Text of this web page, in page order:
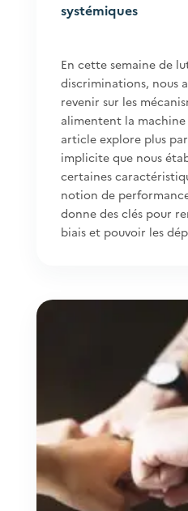
systémiques
En cette semaine de
discriminations, nous
revenir sur les
alimentent la
article explore plus
implicite que nous
certaines
notion de
donne des clés pour
biais et pouvoir les